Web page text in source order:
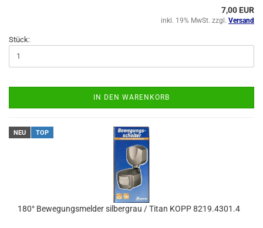
7,00 EUR
inkl. 19% MwSt. zzgl. Versand
Stück:
IN DEN WARENKORB
NEU TOP
180° Bewegungsmelder silbergrau / Titan KOPP 8219.4301.4